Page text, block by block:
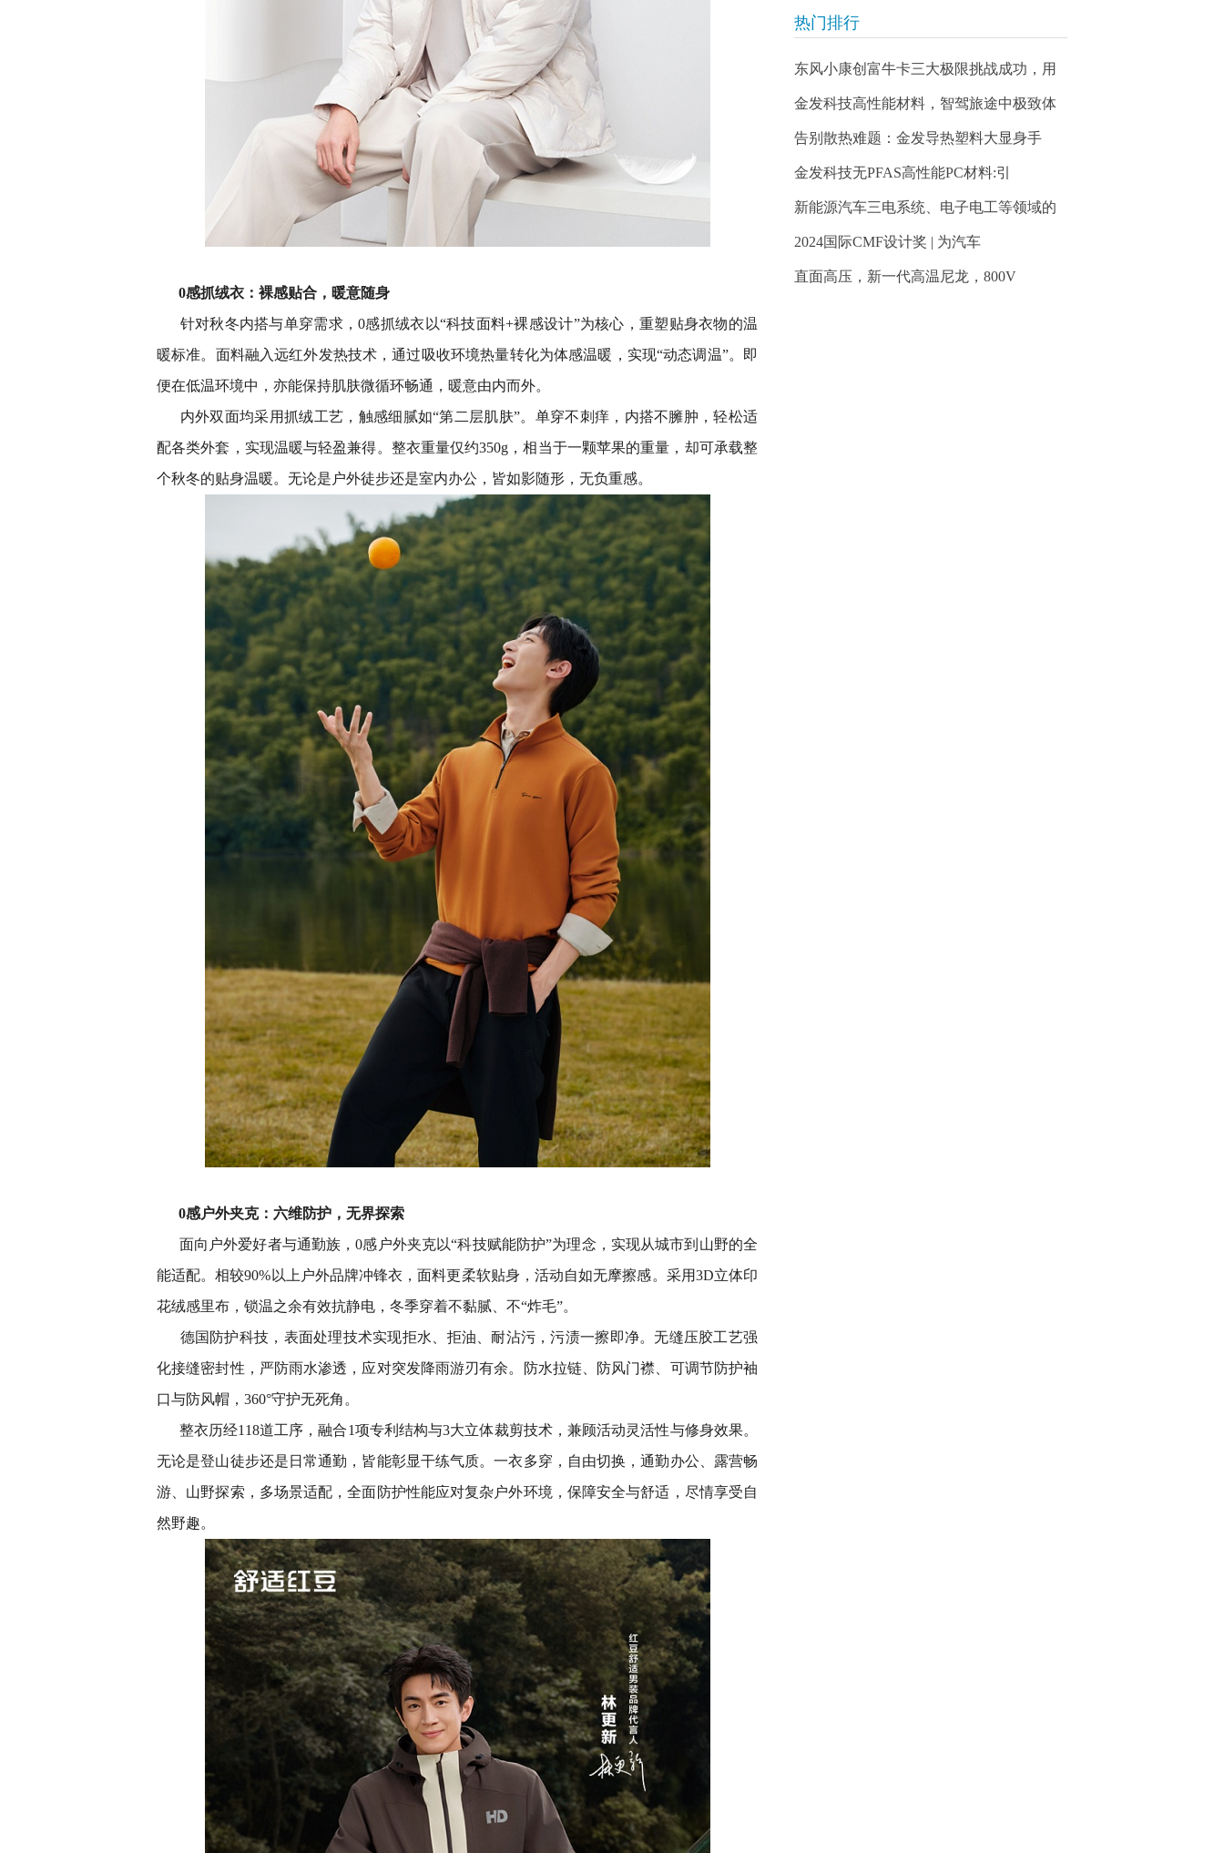
0感抓绒衣：裸感贴合，暖意随身
针对秋冬内搭与单穿需求，0感抓绒衣以“科技面料+裸感设计”为核心，重塑贴身衣物的温
暖标准。面料融入远红外发热技术，通过吸收环境热量转化为体感温暖，实现“动态调温”。即
便在低温环境中，亦能保持肌肤微循环畅通，暖意由内而外。
内外双面均采用抓绒工艺，触感细腻如“第二层肌肤”。单穿不刺痒，内搭不臃肿，轻松适
配各类外套，实现温暖与轻盈兼得。整衣重量仅约350g，相当于一颗苹果的重量，却可承载整
个秋冬的贴身温暖。无论是户外徒步还是室内办公，皆如影随形，无负重感。
0感户外夹克：六维防护，无界探索
面向户外爱好者与通勤族，0感户外夹克以“科技赋能防护”为理念，实现从城市到山野的全
能适配。相较90%以上户外品牌冲锋衣，面料更柔软贴身，活动自如无摩擦感。采用3D立体印
花绒感里布，锁温之余有效抗静电，冬季穿着不黏腻、不“炸毛”。
德国防护科技，表面处理技术实现拒水、拒油、耐沾污，污渍一擦即净。无缝压胶工艺强
化接缝密封性，严防雨水渗透，应对突发降雨游刃有余。防水拉链、防风门襟、可调节防护袖
口与防风帽，360°守护无死角。
整衣历经118道工序，融合1项专利结构与3大立体裁剪技术，兼顾活动灵活性与修身效果。
无论是登山徒步还是日常通勤，皆能彰显干练气质。一衣多穿，自由切换，通勤办公、露营畅
游、山野探索，多场景适配，全面防护性能应对复杂户外环境，保障安全与舒适，尽情享受自
然野趣。
热门排行
东风小康创富牛卡三大极限挑战成功，用
金发科技高性能材料，智驾旅途中极致体
告别散热难题：金发导热塑料大显身手
金发科技无PFAS高性能PC材料:引
新能源汽车三电系统、电子电工等领域的
2024国际CMF设计奖 | 为汽车
直面高压，新一代高温尼龙，800V